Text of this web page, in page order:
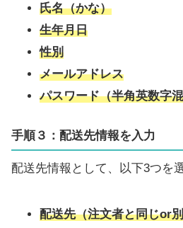
氏名（かな）
生年月日
性別
メールアドレス
パスワード（半角英数字
手順３： 配送先情報を入力
配送先情報として、以下3つを
配送先（注文者と同じor